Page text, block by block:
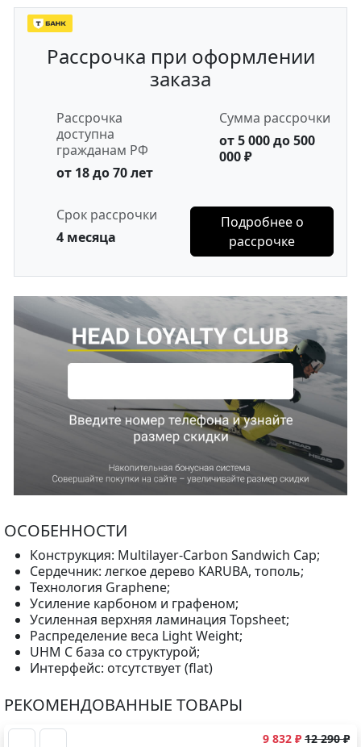
Рассрочка при оформлении
заказа
Рассрочка
доступна
гражданам РФ
от 18 до 70 лет
Сумма рассрочки
от 5 000 до 500
000 ₽
Срок рассрочки
4 месяца
Подробнее о
рассрочке
ОСОБЕННОСТИ
Конструкция: Multilayer-Carbon Sandwich Cap;
Сердечник: легкое дерево KARUBA, тополь;
Технология Graphene;
Усиление карбоном и графеном;
Усиленная верхняя ламинация Topsheet;
Распределение веса Light Weight;
UHM C база со структурой;
Интерфейс: отсутствует (flat)
РЕКОМЕНДОВАННЫЕ ТОВАРЫ
9 832 ₽ 12 290 ₽